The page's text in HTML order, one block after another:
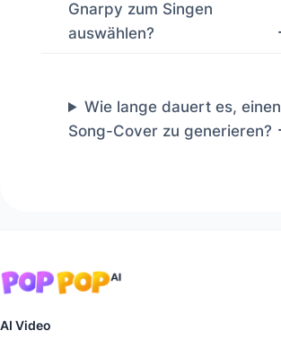
Gnarpy zum Singen
auswählen?
Wie lange dauert es, einen
Song-Cover zu generieren?
AI Video